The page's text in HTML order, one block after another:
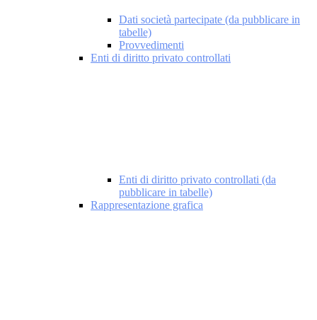
Dati società partecipate (da pubblicare in
tabelle)
Provvedimenti
Enti di diritto privato controllati
Enti di diritto privato controllati (da
pubblicare in tabelle)
Rappresentazione grafica